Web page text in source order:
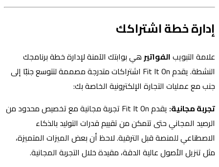
إدارة خطة اشتراكك
علامة التبويبالفواتيرهي بوابتك الآمنة لإدارة خطة برنامجك
النشطة. يقدم Fit It On اشتراكات متدرجة مصممة لتتوسع جنبًا إلى
جنب مع عمليات التجارة الإلكترونية الخاصة بك:
تجربة مجانية:
يقدم Fit It On تجربة مجانية مع تخصيص محدود من
الرصيد المجاني حتى تتمكن من تقييم قدرات التوليد بالذكاء
الاصطناعي للمنصة قبل الترقية. لاحظ أن بعض الميزات المتميزة،
مثل تنزيل الأصول عالية الدقة، مقيدة خلال التجربة المجانية.